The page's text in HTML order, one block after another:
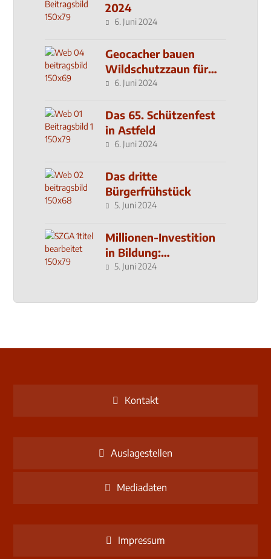
2024
6. Juni 2024
Geocacher bauen
Wildschutzzaun für
den MachMit! Wald
6. Juni 2024
Das 65. Schützenfest
in Astfeld
6. Juni 2024
Das dritte
Bürgerfrühstück
5. Juni 2024
Millionen-Investition
in Bildung:
Schulzentrum-Neubau
5. Juni 2024
Kontakt
Auslagestellen
Mediadaten
Impressum